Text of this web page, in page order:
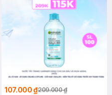
107.000 ₫209.000 ₫